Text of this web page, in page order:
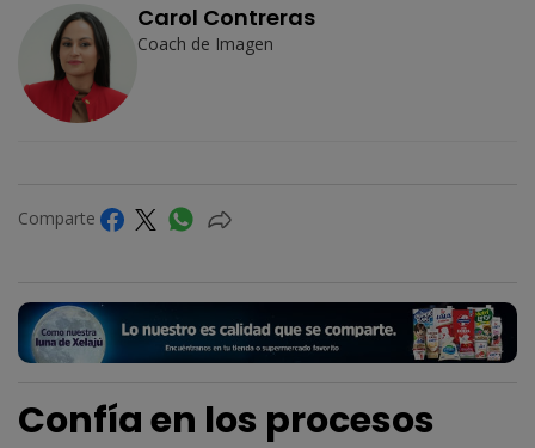
Carol Contreras
Coach de Imagen
Comparte
Confía en los procesos